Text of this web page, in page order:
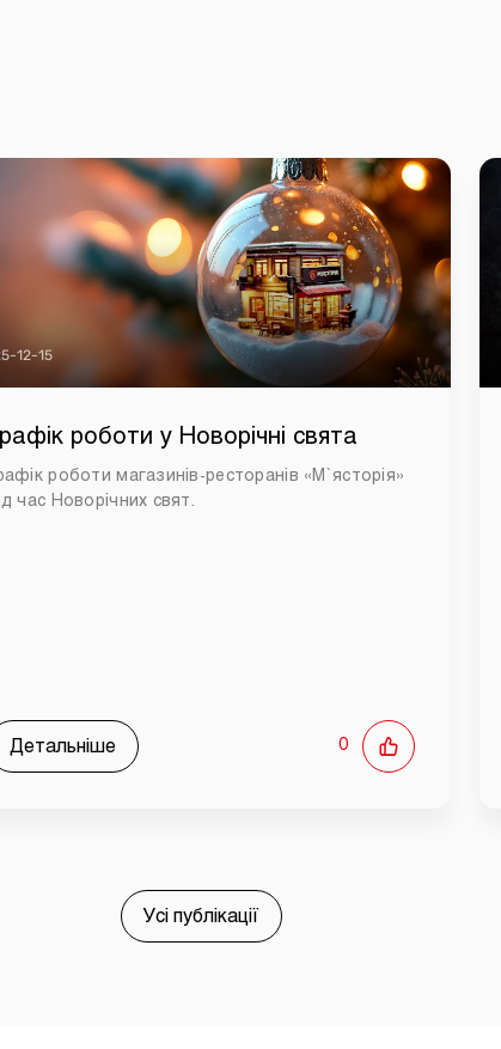
12-15
роботи у Новорічні свята
роботи магазинів-ресторанів «М`ясторія»
час Новорічних свят.
Детальніше 0
Усі публікації